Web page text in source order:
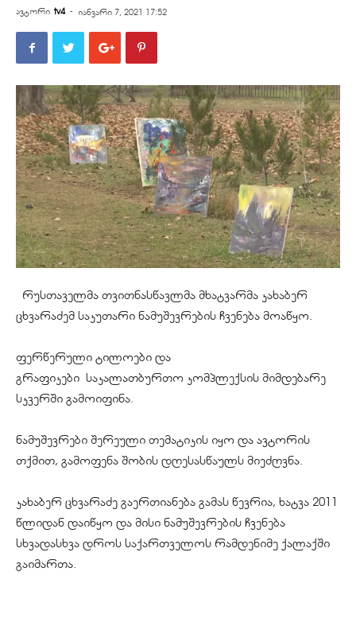
ავტორი tv4 - იანვარი 7, 2021 17:52
რუსთაველმა თვითნასწავლმა მხატვარმა კახაბერ
ცხვარაძემ საკუთარი ნამუშევრების ჩვენება მოაწყო.
ფერწერული ტილოები და
გრაფიკები საკალათბურთო კომპლექსის მიმდებარე
სკვერში გამოიფინა.
ნამუშევრები შერეული თემატიკის იყო და ავტორის
თქმით, გამოფენა შობის დღესასწაულს მიეძღვნა.
კახაბერ ცხვარაძე გაერთიანება გამას წევრია, ხატვა 2011
წლიდან დაიწყო და მისი ნამუშევრების ჩვენება
სხვადასხვა დროს საქართველოს რამდენიმე ქალაქში
გაიმართა.